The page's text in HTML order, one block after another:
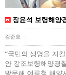
장윤석 보령해양
김준호
“국민의 생명을 지
안 강조보령해양경
방문해 여름철 해양